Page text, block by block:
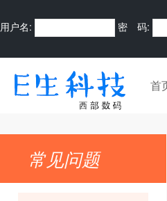
用户名: 密 码:
首
常见问题